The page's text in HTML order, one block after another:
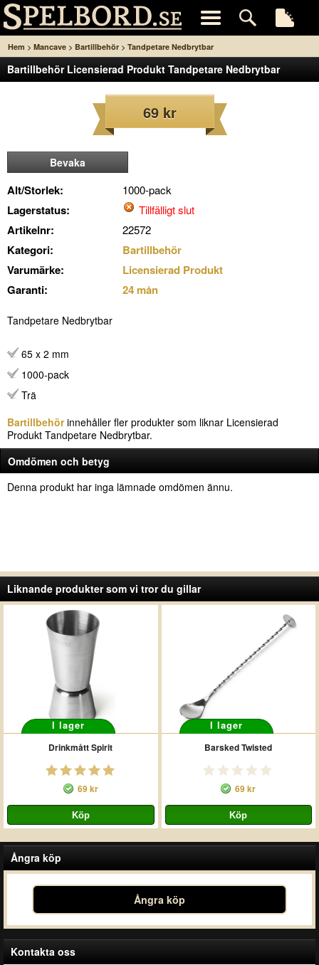
Hem > Mancave > Bartillbehör > Tandpetare Nedbrytbar
Bartillbehör Licensierad Produkt Tandpetare Nedbrytbar
69 kr
Bevaka
Alt/Storlek: 1000-pack
Lagerstatus: Tillfälligt slut
Artikelnr: 22572
Kategori:
Bartillbehör
Varumärke:
Licensierad Produkt
Garanti:
24 mån
Tandpetare Nedbrytbar
65 x 2 mm
1000-pack
Trä
Bartillbehörinnehåller fler produkter som liknar Licensierad
Produkt Tandpetare Nedbrytbar.
Omdömen och betyg
Denna produkt har inga lämnade omdömen ännu.
Liknande produkter som vi tror du gillar
I lager
Drinkmått Spirit
69 kr
I lager
Barsked Twisted
69 kr
Ångra köp
Ångra köp
Kontakta oss